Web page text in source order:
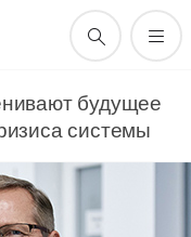
будущее
системы